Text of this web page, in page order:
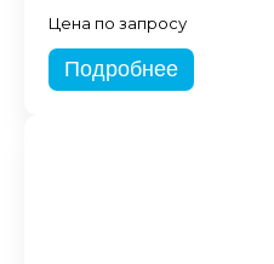
Цена по запросу
Подробнее